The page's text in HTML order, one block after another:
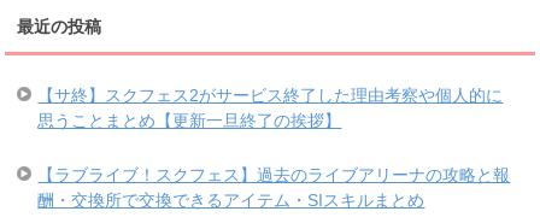
最近の投稿
【サ終】スクフェス2がサービス終了した理由考察や個人的に
思うことまとめ【更新一旦終了の挨拶】
【ラブライブ！スクフェス】過去のライブアリーナの攻略と報
酬・交換所で交換できるアイテム・SIスキルまとめ